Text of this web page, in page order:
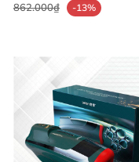
862.000₫ -13%